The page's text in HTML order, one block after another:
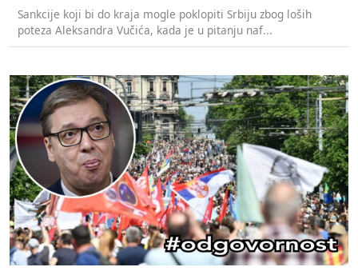
Sankcije koji bi do kraja mogle poklopiti Srbiju zbog loših
poteza Aleksandra Vučića, kada je u pitanju naf...